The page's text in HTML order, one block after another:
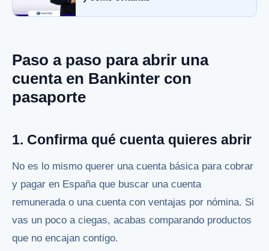
Paso a paso para abrir una
cuenta en Bankinter con
pasaporte
1. Confirma qué cuenta quieres abrir
No es lo mismo querer una cuenta básica para cobrar
y pagar en España que buscar una cuenta
remunerada o una cuenta con ventajas por nómina. Si
vas un poco a ciegas, acabas comparando productos
que no encajan contigo.